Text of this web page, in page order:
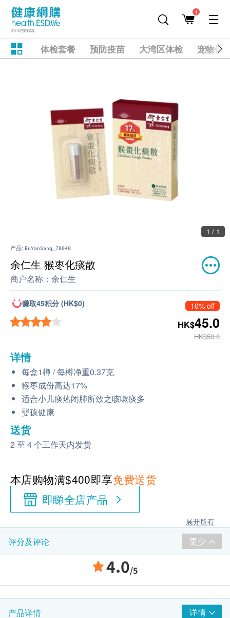
1
体检套餐 预防疫苗 大湾区体检 宠物健
1 / 1
产品: EuYanSang_78040
余仁生 猴枣化痰散
商户名称： 余仁生
赚取45积分 (HK$0) 10% off
HK$45.0
HK$50.0
详情
每盒1樽 / 每樽净重0.37克
猴枣成份高达17%
适合小儿痰热闭肺所致之咳嗽痰多
婴孩健康
送货
2 至 4 个工作天内发货
本店购物满$400即享免费送货
即睇全店产品
展开所有
评分及评论 更少
4.0/5
产品详情 详情